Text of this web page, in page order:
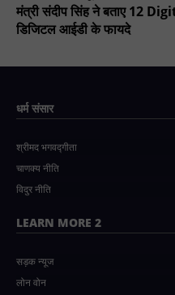
मंत्री संदीप सिंह ने बताए 12
डिजिटल आईडी के फायदे
धर्म संसार
श्रीमद भगवद्गीता
चाणक्य नीति
विदुर नीति
LEARN MORE 2
सड़क न्यूज
लोन वोन